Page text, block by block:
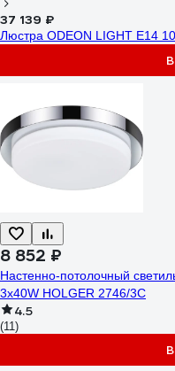
37 139 ₽
Люстра ODEON LIGHT E14
8 852 ₽
Настенно-потолочный
3х40W HOLGER 2746/3C
4.5
(11)